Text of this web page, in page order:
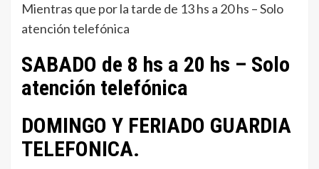
Mientras que por la tarde de 13 hs a 20 hs – Solo
atención telefónica
SABADO de 8 hs a 20 hs – Solo
atención telefónica
DOMINGO Y FERIADO GUARDIA
TELEFONICA.